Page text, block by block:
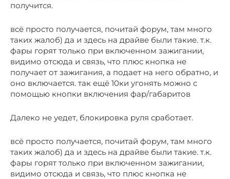
получится.
всё просто получается, почитай форум, там много
таких жалоб) да и здесь на драйве были такие. т.к.
фары горят только при включенном зажигании,
видимо отсюда и связь, что плюс кнопка не
получает от зажигания, а подает на него обратно, и
оно включается. так ещё 10ки угонять можно с
помощью кнопки включения фар/габаритов
Далеко не уедет, блокировка руля сработает.
всё просто получается, почитай форум, там много
таких жалоб) да и здесь на драйве были такие. т.к.
фары горят только при включенном зажигании,
видимо отсюда и связь, что плюс кнопка не